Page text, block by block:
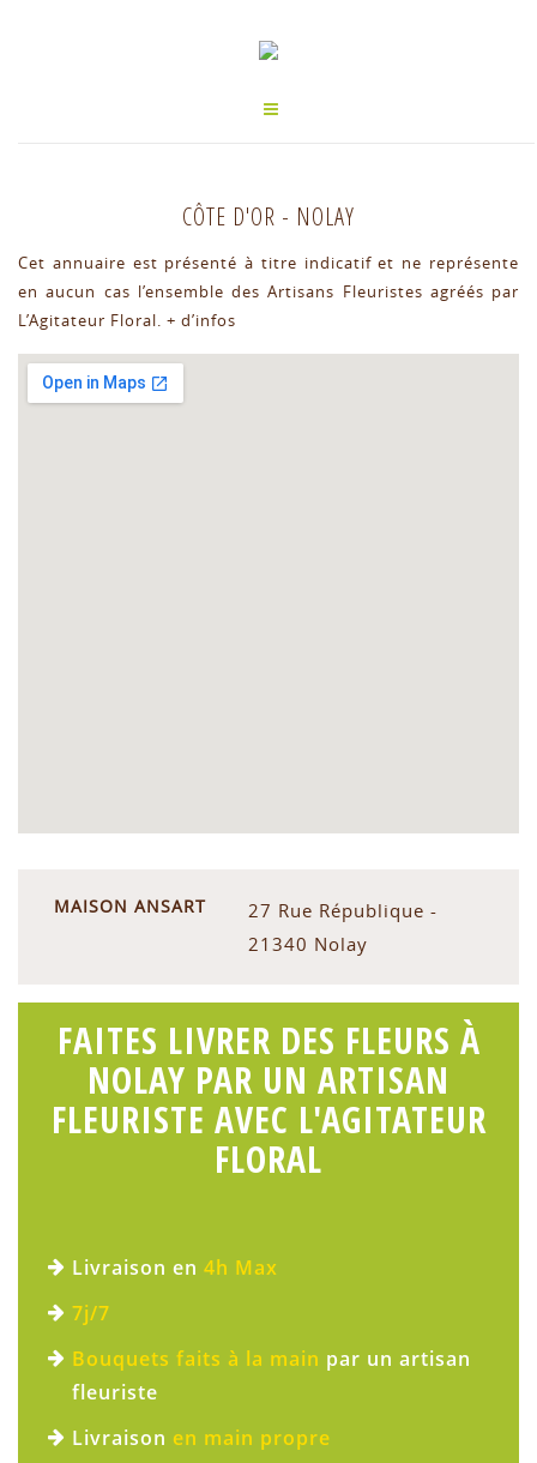
CÔTE D'OR - NOLAY
Cet annuaire est présenté à titre indicatif et ne représente
en aucun cas l’ensemble des Artisans Fleuristes agréés par
L’Agitateur Floral. + d’infos
MAISON ANSART
27 Rue République -
21340 Nolay
FAITES LIVRER DES FLEURS À
NOLAY PAR UN ARTISAN
FLEURISTE AVEC L'AGITATEUR
FLORAL
Livraison en 4h Max
7j/7
Bouquets faits à la main par un artisan
fleuriste
Livraison en main propre